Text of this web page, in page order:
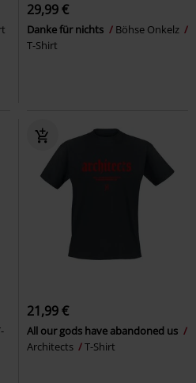
29,99 €
Danke für nichts
Böhse Onkelz
T-Shirt
21,99 €
All our gods have abandoned us
Architects
T-Shirt